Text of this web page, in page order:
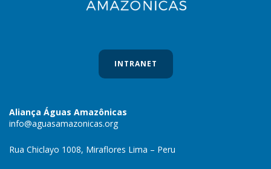
INTRANET
Aliança Águas Amazônicas
info@aguasamazonicas.org
Rua Chiclayo 1008, Miraflores Lima – Peru